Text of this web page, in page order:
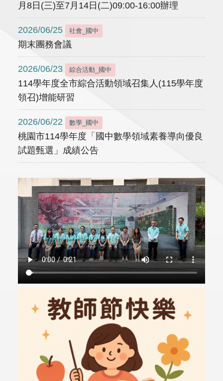
月8日(三)至7月14日(二)09:00-16:00辦理
2026/06/25 社會_國中
期末團務會議
2026/06/23 綜合活動_國中
114學年度全市綜合活動領域召集人(115學年度
領召)增能研習
2026/06/22 數學_國中
桃園市114學年度「國中數學領域素養導向優良
試題甄選」成績公告